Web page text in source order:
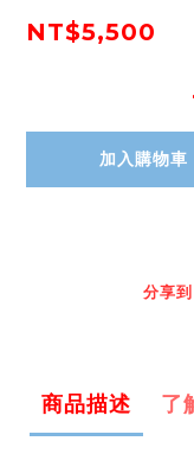
NT$5,500
加入購物車
分享到
商品描述 了